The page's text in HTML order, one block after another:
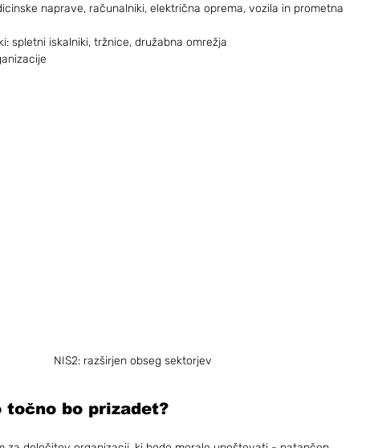
naprave, računalniki, električna oprema, vozila in prometna
spletni iskalniki, tržnice, družabna omrežja
NIS2: razširjen obseg sektorjev
točno bo prizadet?